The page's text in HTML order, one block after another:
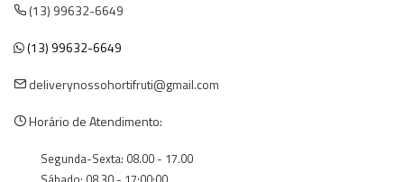
(13) 99632-6649
(13) 99632-6649
deliverynossohortifruti@gmail.com
Horário de Atendimento:
Segunda-Sexta: 08.00 - 17.00